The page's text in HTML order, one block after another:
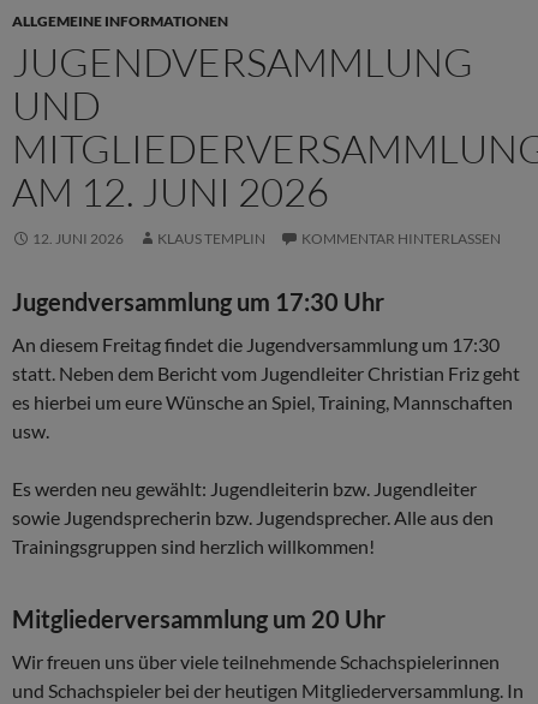
ALLGEMEINE INFORMATIONEN
JUGENDVERSAMMLUNG
UND
AM 12. JUNI 2026
12. JUNI 2026 KLAUS TEMPLIN KOMMENTAR HINTERLASSEN
Jugendversammlung um 17:30 Uhr
An diesem Freitag findet die Jugendversammlung um 17:30
statt. Neben dem Bericht vom Jugendleiter Christian Friz geht
es hierbei um eure Wünsche an Spiel, Training, Mannschaften
usw.
Es werden neu gewählt: Jugendleiterin bzw. Jugendleiter
sowie Jugendsprecherin bzw. Jugendsprecher. Alle aus den
Trainingsgruppen sind herzlich willkommen!
Mitgliederversammlung um 20 Uhr
Wir freuen uns über viele teilnehmende Schachspielerinnen
und Schachspieler bei der heutigen Mitgliederversammlung. In